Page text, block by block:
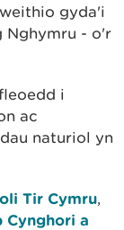
gyda'i
Nghymru - o'r
i
ac
naturiol yn
Tir Cymru,
Cynghori a